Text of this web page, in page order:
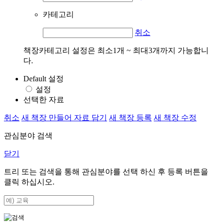
카테고리
취소
책장카테고리 설정은 최소1개 ~ 최대3개까지 가능합니
다.
Default 설정
설정
선택한 자료
취소 새 책장 만들어 자료 담기 새 책장 등록 새 책장 수정
관심분야 검색
닫기
트리 또는 검색을 통해 관심분야를 선택 하신 후 등록 버튼을
클릭 하십시오.